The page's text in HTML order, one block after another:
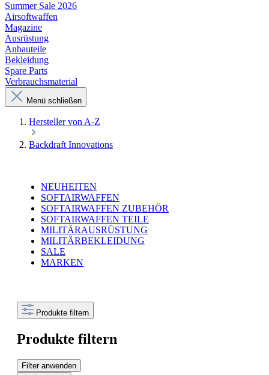
Summer Sale 2026
Airsoftwaffen
Magazine
Ausrüstung
Anbauteile
Bekleidung
Spare Parts
Verbrauchsmaterial
Menü schließen
Hersteller von A-Z
Backdraft Innovations
NEUHEITEN
SOFTAIRWAFFEN
SOFTAIRWAFFEN ZUBEHÖR
SOFTAIRWAFFEN TEILE
MILITÄRAUSRÜSTUNG
MILITÄRBEKLEIDUNG
SALE
MARKEN
Produkte filtern
Produkte filtern
Filter anwenden